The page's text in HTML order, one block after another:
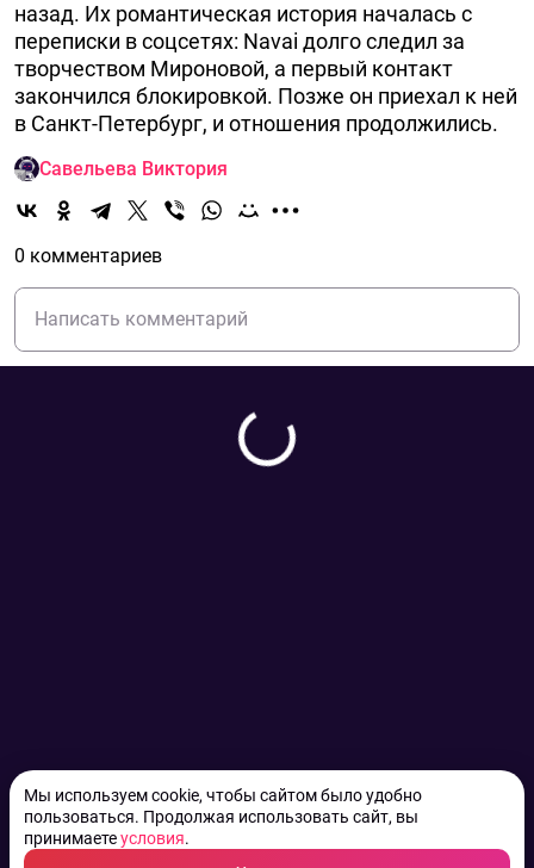
Мы используем cookie, чтобы сайтом было удобно
пользоваться. Продолжая использовать сайт, вы
принимаетеусловия.
назад. Их романтическая история началась с
переписки в соцсетях: Navai долго следил за
творчеством Мироновой, а первый контакт
закончился блокировкой. Позже он приехал к ней
в Санкт-Петербург, и отношения продолжились.
Савельева Виктория
0 комментариев